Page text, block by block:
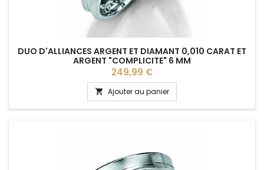
DUO D'ALLIANCES ARGENT ET DIAMANT 0,010 CARAT ET
ARGENT "COMPLICITE" 6 MM
Prix
249,99 €
 Ajouter au panier